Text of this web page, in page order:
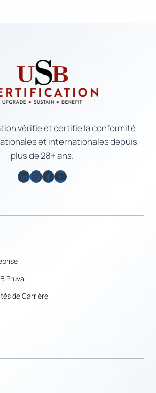
vérifie et certifie la conformité
et internationales depuis
plus de 28+ ans.
LinkedIn
Instagram
Facebook
YouTube
Pruva
de Carrière